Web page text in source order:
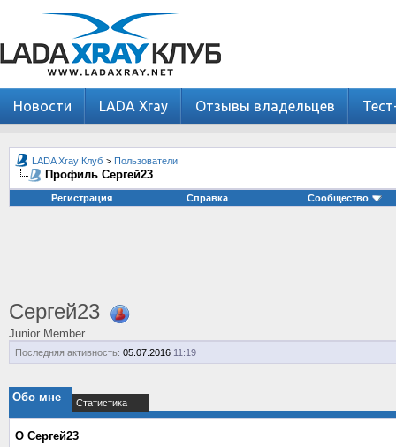
Новости LADA Xray Отзывы владельцев
LADA Xray Клуб > Пользователи
Профиль Сергей23
Регистрация Справка Сообщество
Сергей23
Junior Member
Последняя активность: 05.07.2016 11:19
Обо мне Статистика
О Сергей23